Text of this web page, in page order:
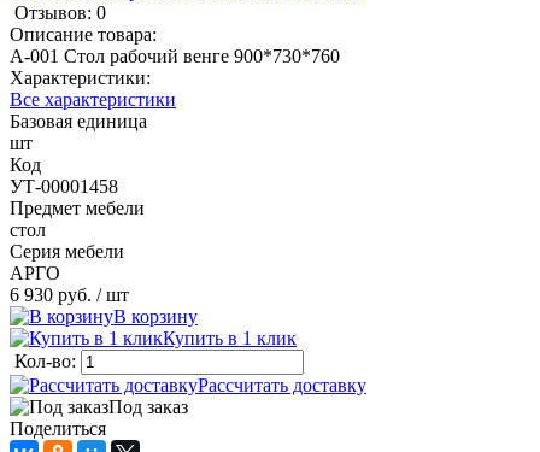
Отзывов: 0
Описание товара:
А-001 Стол рабочий венге 900*730*760
Характеристики:
Все характеристики
Базовая единица
шт
Код
УТ-00001458
Предмет мебели
стол
Серия мебели
АРГО
6 930 руб. / шт
В корзину
Купить в 1 клик
Кол-во:
Рассчитать доставку
Под заказ
Поделиться